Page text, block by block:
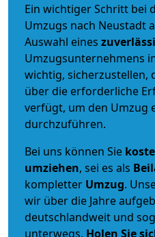
Ein wichtiger Schritt bei
Umzugs nach Neustadt
Auswahl eines
Umzugsunternehmens
wichtig, sicherzustellen,
über die erforderliche
verfügt, um den Umzug
durchzuführen.
Bei uns können Sie
umziehen, sei es als
kompletter Umzug.
wir über die Jahre
deutschlandweit und
unterwegs. Holen Sie